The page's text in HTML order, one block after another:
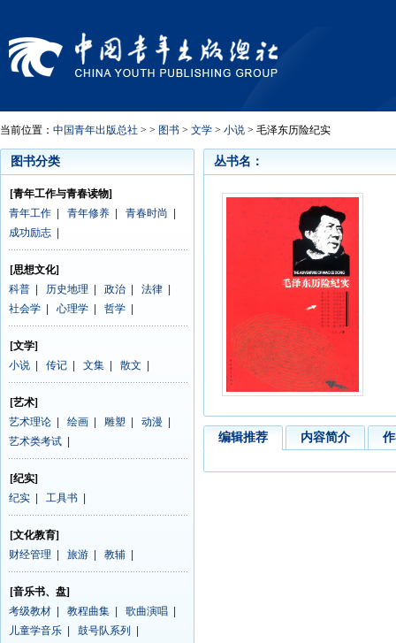
当前位置： 中国青年出版总社 > > 图书 > 文学 > 小说 > 毛泽东历险纪实
图书分类
[青年工作与青春读物]
青年工作
青年修养 青春时尚
成功励志
[思想文化]
科普
历史地理 政治 法律
社会学
心理学 哲学
[文学]
小说
传记 文集 散文
[艺术]
艺术理论
绘画 雕塑 动漫
艺术类考试
[纪实]
纪实
工具书
[文化教育]
财经管理
旅游 教辅
[音乐书、盘]
考级教材
教程曲集 歌曲演唱
儿童学音乐
鼓号队系列
丛书名：
编辑推荐 内容简介